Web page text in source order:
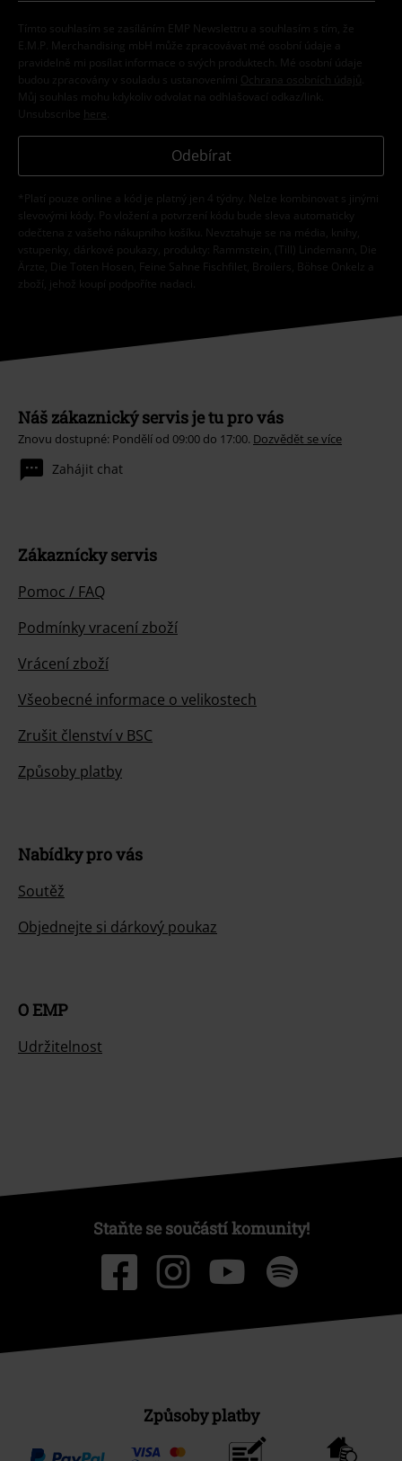
Tímto souhlasím se zasíláním EMP Newslettru a souhlasím s tím, že
E.M.P. Merchandising mbH může zpracovávat mé osobní údaje a
pravidelně mi posílat informace o svých produktech. Mé osobní údaje
budou zpracovány v souladu s ustanoveními
Ochrana osobních údajů
Můj souhlas mohu kdykoliv odvolat na odhlašovací odkaz/link.
Unsubscribe here
Odebírat
*Platí pouze online a kód je platný jen 4 týdny. Nelze kombinovat s jinými
slevovými kódy. Po vložení a potvrzení kódu bude sleva automaticky
odečtena z vašeho nákupního košíku. Nevztahuje se na média, knihy,
vstupenky, dárkové poukazy, produkty: Rammstein, (Till) Lindemann, Die
Ärzte, Die Toten Hosen, Feine Sahne Fischfilet, Broilers, Böhse Onkelz a
zboží, jehož koupí podpoříte nadaci.
Náš zákaznický servis je tu pro vás
Znovu dostupné: Pondělí od 09:00 do 17:00. Dozvědět se více
Zahájit chat
Zákaznícky servis
Pomoc / FAQ
Podmínky vracení zboží
Vrácení zboží
Všeobecné informace o velikostech
Zrušit členství v BSC
Způsoby platby
Nabídky pro vás
Soutěž
Objednejte si dárkový poukaz
O EMP
Udržitelnost
Staňte se součástí komunity!
Způsoby platby